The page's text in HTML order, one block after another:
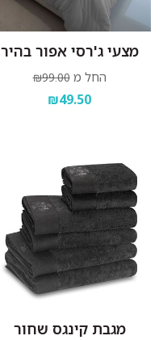
מצעי ג'רסי אפור בהיר
החל מ ₪99.00
₪49.50
מגבת קינגס שחור